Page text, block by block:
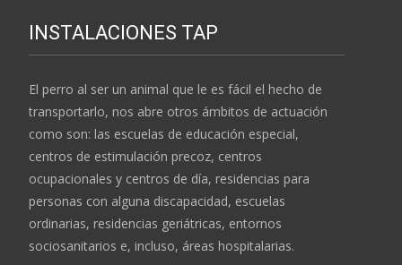
INSTALACIONES TAP
El perro al ser un animal que le es fácil el hecho de
transportarlo, nos abre otros ámbitos de actuación
como son: las escuelas de educación especial,
centros de estimulación precoz, centros
ocupacionales y centros de día, residencias para
personas con alguna discapacidad, escuelas
ordinarias, residencias geriátricas, entornos
sociosanitarios e, incluso, áreas hospitalarias.